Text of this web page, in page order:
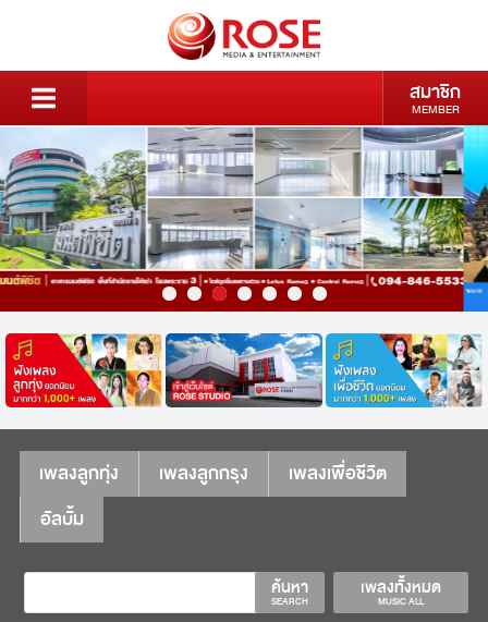
สมาชิก
MEMBER
เพลงลูกทุ่ง เพลงลูกกรุง
เพลงเพื่อชีวิต
อัลบั้ม
เพลงทั้งหมด
MUSIC ALL
ค้นหา
SEARCH